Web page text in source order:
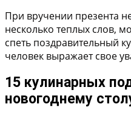
При вручении презента
несколько теплых слов,
спеть поздравительный
человек выражает свое
15 кулинарных
новогоднему